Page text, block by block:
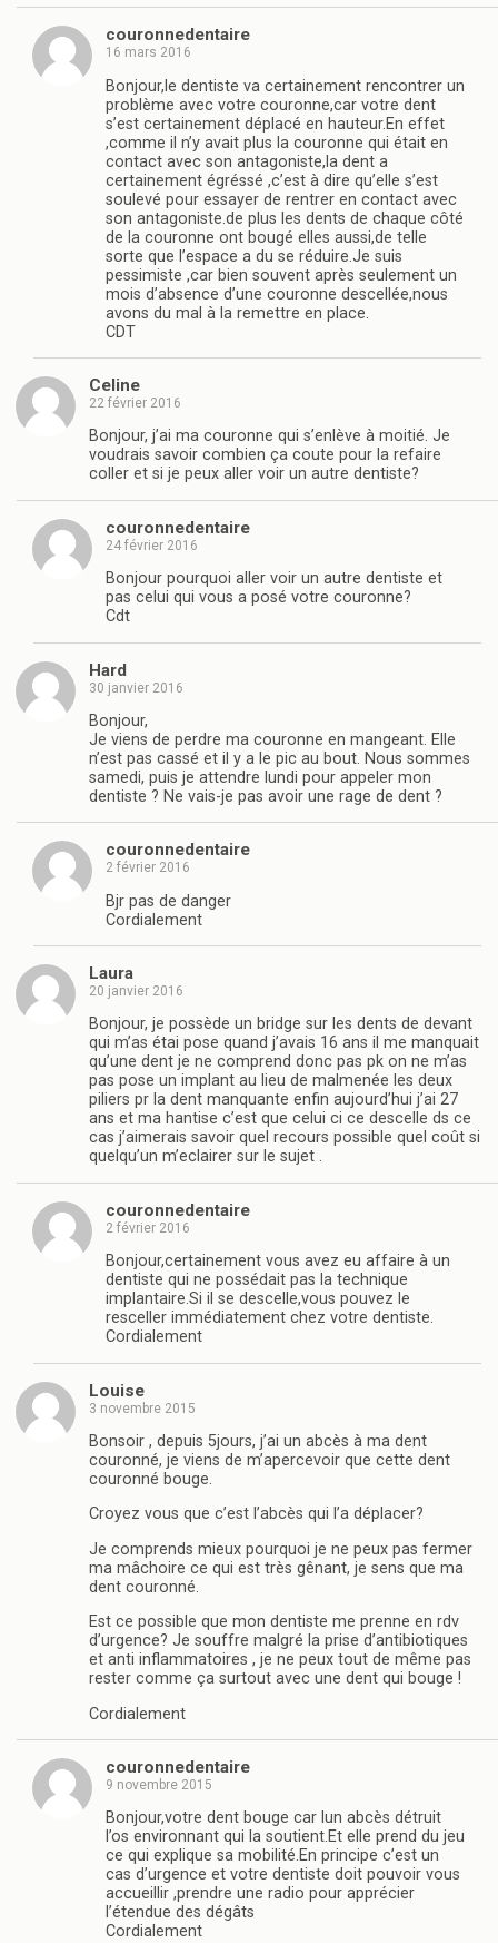
couronnedentaire
16 mars 2016
Bonjour,le dentiste va certainement rencontrer un
problème avec votre couronne,car votre dent
s’est certainement déplacé en hauteur.En effet
,comme il n’y avait plus la couronne qui était en
contact avec son antagoniste,la dent a
certainement égréssé ,c’est à dire qu’elle s’est
soulevé pour essayer de rentrer en contact avec
son antagoniste.de plus les dents de chaque côté
de la couronne ont bougé elles aussi,de telle
sorte que l’espace a du se réduire.Je suis
pessimiste ,car bien souvent après seulement un
mois d’absence d’une couronne descellée,nous
avons du mal à la remettre en place.
CDT
Celine
22 février 2016
Bonjour, j’ai ma couronne qui s’enlève à moitié. Je
voudrais savoir combien ça coute pour la refaire
coller et si je peux aller voir un autre dentiste?
couronnedentaire
24 février 2016
Bonjour pourquoi aller voir un autre dentiste et
pas celui qui vous a posé votre couronne?
Cdt
Hard
30 janvier 2016
Bonjour,
Je viens de perdre ma couronne en mangeant. Elle
n’est pas cassé et il y a le pic au bout. Nous sommes
samedi, puis je attendre lundi pour appeler mon
dentiste ? Ne vais-je pas avoir une rage de dent ?
couronnedentaire
2 février 2016
Bjr pas de danger
Cordialement
Laura
20 janvier 2016
Bonjour, je possède un bridge sur les dents de devant
qui m’as étai pose quand j’avais 16 ans il me manquait
qu’une dent je ne comprend donc pas pk on ne m’as
pas pose un implant au lieu de malmenée les deux
piliers pr la dent manquante enfin aujourd’hui j’ai 27
ans et ma hantise c’est que celui ci ce descelle ds ce
cas j’aimerais savoir quel recours possible quel coût si
quelqu’un m’eclairer sur le sujet .
couronnedentaire
2 février 2016
Bonjour,certainement vous avez eu affaire à un
dentiste qui ne possédait pas la technique
implantaire.Si il se descelle,vous pouvez le
resceller immédiatement chez votre dentiste.
Cordialement
Louise
3 novembre 2015
Bonsoir , depuis 5jours, j’ai un abcès à ma dent
couronné, je viens de m’apercevoir que cette dent
couronné bouge.
Croyez vous que c’est l’abcès qui l’a déplacer?
Je comprends mieux pourquoi je ne peux pas fermer
ma mâchoire ce qui est très gênant, je sens que ma
dent couronné.
Est ce possible que mon dentiste me prenne en rdv
d’urgence? Je souffre malgré la prise d’antibiotiques
et anti inflammatoires , je ne peux tout de même pas
rester comme ça surtout avec une dent qui bouge !
Cordialement
couronnedentaire
9 novembre 2015
Bonjour,votre dent bouge car lun abcès détruit
l’os environnant qui la soutient.Et elle prend du jeu
ce qui explique sa mobilité.En principe c’est un
cas d’urgence et votre dentiste doit pouvoir vous
accueillir ,prendre une radio pour apprécier
l’étendue des dégâts
Cordialement